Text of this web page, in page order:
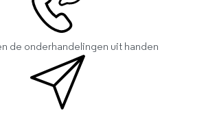
de onderhandelingen uit handen